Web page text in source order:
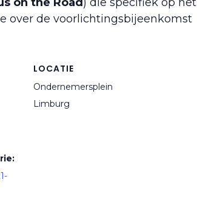
over de voorlichtingsbijeenkomst
LOCATIE
Ondernemersplein
Limburg